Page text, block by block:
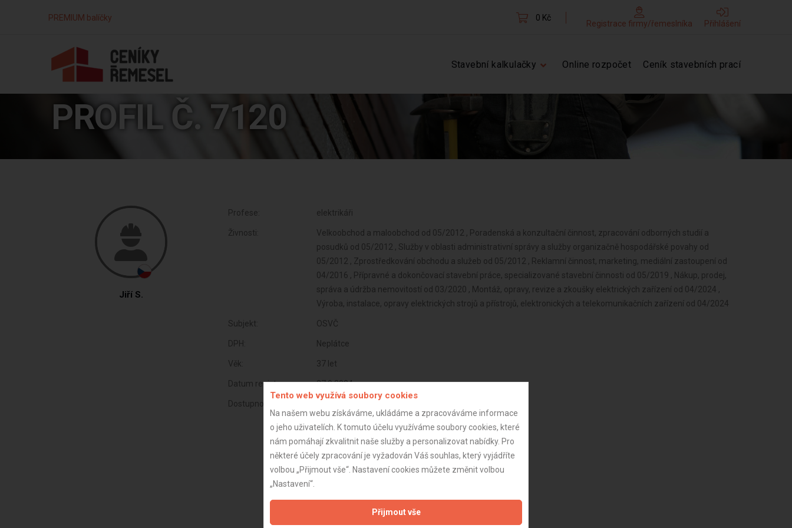
PREMIUM balíčky 0 Kč
Registrace firmy/řemeslníka Přihlášení
Stavební kalkulačky Online rozpočet Ceník stavebních prací
PROFIL Č. 7120
Jiří S.
Profese: elektrikáři
Živnosti:
Velkoobchod a maloobchod od 05/2012 , Poradenská a konzultační činnost, zpracování odborných studií a
posudků od 05/2012 , Služby v oblasti administrativní správy a služby organizačně hospodářské povahy od
05/2012 , Zprostředkování obchodu a služeb od 05/2012 , Reklamní činnost, marketing, mediální zastoupení od
04/2016 , Přípravné a dokončovací stavební práce, specializované stavební činnosti od 05/2019 , Nákup, prodej,
správa a údržba nemovitostí od 03/2020 , Montáž, opravy, revize a zkoušky elektrických zařízení od 04/2024 ,
Výroba, instalace, opravy elektrických strojů a přístrojů, elektronických a telekomunikačních zařízení od 04/2024
Subjekt: OSVČ
DPH: Neplátce
Věk: 37 let
Datum registrace: 27.9.2024
Dostupnost:
Tento web využívá soubory cookies
Na našem webu získáváme, ukládáme a zpracováváme informace
o jeho uživatelích. K tomuto účelu využíváme soubory cookies, které
nám pomáhají zkvalitnit naše služby a personalizovat nabídky. Pro
některé účely zpracování je vyžadován Váš souhlas, který vyjádříte
volbou „Přijmout vše“. Nastavení cookies můžete změnit volbou
„Nastavení“.
Přijmout vše